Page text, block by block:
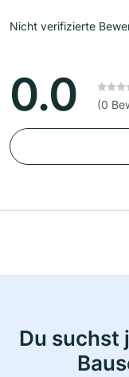
Nicht verifizierte
0.0 (0
Du suchst